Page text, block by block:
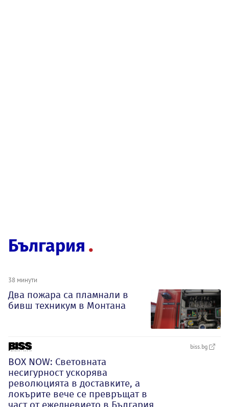
България
38 минути
Два пожара са пламнали в
бивш техникум в Монтана
biss.bg
BOX NOW: Световната
несигурност ускорява
революцията в доставките, а
локърите вече се превръщат в